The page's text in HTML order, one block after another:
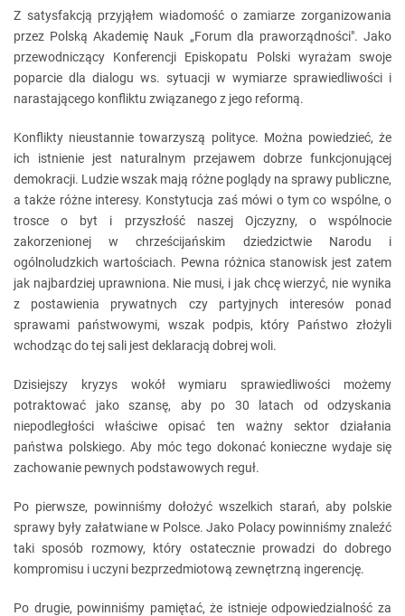
Z satysfakcją przyjąłem wiadomość o zamiarze zorganizowania
przez Polską Akademię Nauk „Forum dla praworządności". Jako
przewodniczący Konferencji Episkopatu Polski wyrażam swoje
poparcie dla dialogu ws. sytuacji w wymiarze sprawiedliwości i
narastającego konfliktu związanego z jego reformą.
Konflikty nieustannie towarzyszą polityce. Można powiedzieć, że
ich istnienie jest naturalnym przejawem dobrze funkcjonującej
demokracji. Ludzie wszak mają różne poglądy na sprawy publiczne,
a także różne interesy. Konstytucja zaś mówi o tym co wspólne, o
trosce o byt i przyszłość naszej Ojczyzny, o wspólnocie
zakorzenionej w chrześcijańskim dziedzictwie Narodu i
ogólnoludzkich wartościach. Pewna różnica stanowisk jest zatem
jak najbardziej uprawniona. Nie musi, i jak chcę wierzyć, nie wynika
z postawienia prywatnych czy partyjnych interesów ponad
sprawami państwowymi, wszak podpis, który Państwo złożyli
wchodząc do tej sali jest deklaracją dobrej woli.
Dzisiejszy kryzys wokół wymiaru sprawiedliwości możemy
potraktować jako szansę, aby po 30 latach od odzyskania
niepodległości właściwe opisać ten ważny sektor działania
państwa polskiego. Aby móc tego dokonać konieczne wydaje się
zachowanie pewnych podstawowych reguł.
Po pierwsze, powinniśmy dołożyć wszelkich starań, aby polskie
sprawy były załatwiane w Polsce. Jako Polacy powinniśmy znaleźć
taki sposób rozmowy, który ostatecznie prowadzi do dobrego
kompromisu i uczyni bezprzedmiotową zewnętrzną ingerencję.
Po drugie, powinniśmy pamiętać, że istnieje odpowiedzialność za